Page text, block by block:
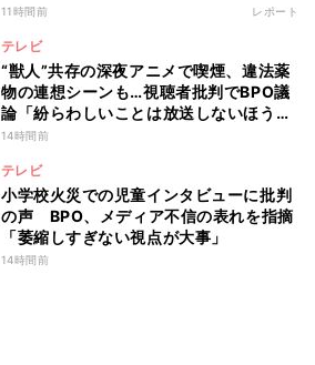
11時間前 レポート
テレビ
“獣人”共存の深夜アニメで喫煙、違法薬
物の連想シーンも…視聴者批判でBPO議
論「紛らわしいことは放送しないほう
が」
14時間前
テレビ
小学校火災での児童インタビューに批判
の声 BPO、メディア不信の表れを指摘
「萎縮しすぎない視点が大事」
14時間前